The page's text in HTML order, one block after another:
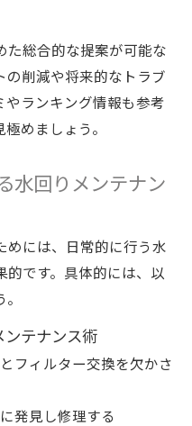
た総合的な提案が可能な
の削減や将来的なトラブ
やランキング情報も参考
めましょう。
水回りメンテナン
めには、日常的に行う水
です。具体的には、以
テナンス術
フィルター交換を欠かさ
発見し修理する